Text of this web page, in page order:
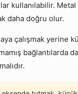
kullanılabilir.
daha doğru olur.
çalışmak yerine
bağlantılarda